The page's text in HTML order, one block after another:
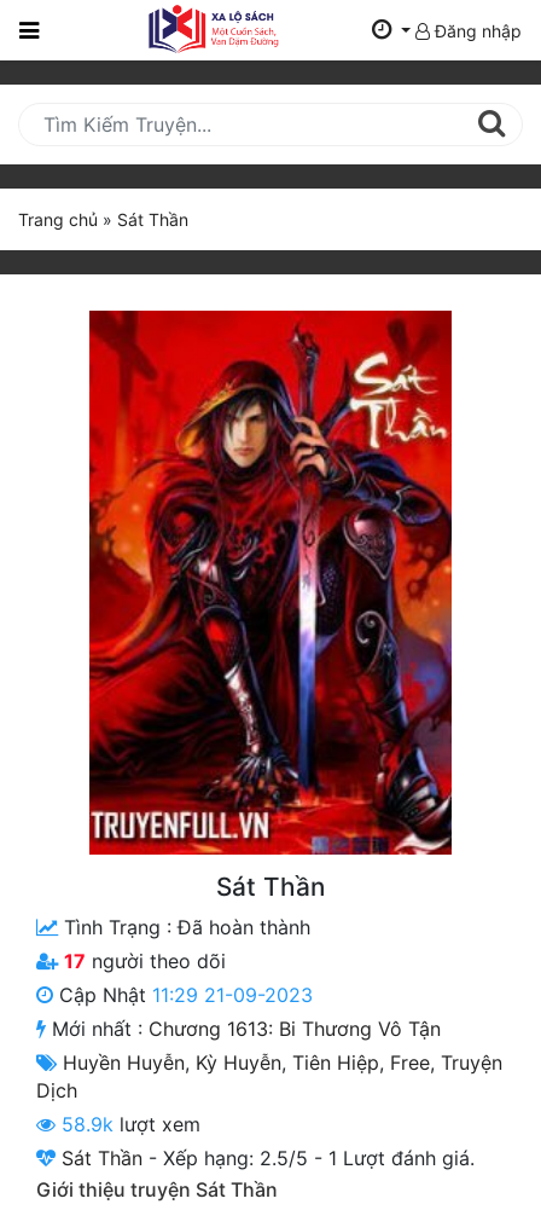
Trang
Mới
Cập
Nhật
(current)
Truyện Mới Ra
Hoàn Thành
Truyện Convert
Truyện Dịch
Truyện Nhập Môn
Truyện ngắn
Cung Đấu
Cạnh Kỹ
Cổ Tiên Hiệp
Cổ Đại
Du Hí
Dã Sử
Đăng nhập
Trang chủ » Sát Thần
Sát Thần
Tình Trạng :Đã hoàn thành
17 người theo dõi
Cập Nhật 11:29 21-09-2023
Mới nhất : Chương 1613: Bi Thương Vô Tận
Huyền Huyễn, Kỳ Huyễn, Tiên Hiệp, Free, Truyện
Dịch
58.9k lượt xem
Sát Thần - Xếp hạng: 2.5/5 - 1 Lượt đánh giá.
Giới thiệu truyện Sát Thần